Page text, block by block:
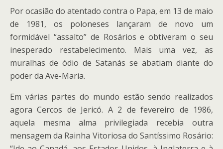
Por ocasião do atentado contra o Papa, em 13 de maio
de 1981, os poloneses lançaram de novo um
formidável “assalto” de Rosários e obtiveram o seu
inesperado restabelecimento. Mais uma vez, as
muralhas de ódio de Satanás se abatiam diante do
poder da Ave-Maria.
Em várias partes do mundo estão sendo realizados
agora Cercos de Jericó. A 2 de fevereiro de 1986,
aquela mesma alma privilegiada recebia outra
mensagem da Rainha Vitoriosa do Santíssimo Rosário: